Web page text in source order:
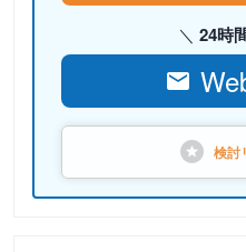
24時
検討